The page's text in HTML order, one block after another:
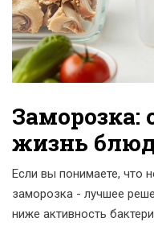
Заморозка:
жизнь
Если вы понимаете, что
заморозка - лучшее
ниже активность